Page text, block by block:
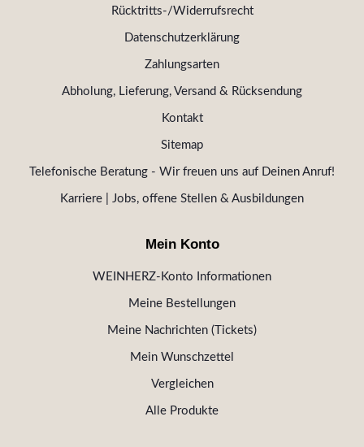
Rücktritts-/Widerrufsrecht
Datenschutzerklärung
Zahlungsarten
Abholung, Lieferung, Versand & Rücksendung
Kontakt
Sitemap
Telefonische Beratung - Wir freuen uns auf Deinen Anruf!
Karriere | Jobs, offene Stellen & Ausbildungen
Mein Konto
WEINHERZ-Konto Informationen
Meine Bestellungen
Meine Nachrichten (Tickets)
Mein Wunschzettel
Vergleichen
Alle Produkte